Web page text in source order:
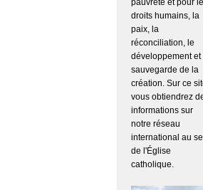
pauvreté et pour
droits humains, la
paix, la
réconciliation, le
développement et
sauvegarde de la
création. Sur ce
vous obtiendrez
informations sur
notre réseau
international au
de l'Église
catholique.